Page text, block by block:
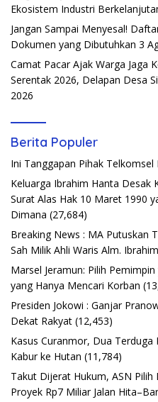
Ekosistem Industri
Jangan Sampai Menyesal!
Dokumen yang Dibutuhkan 3
Camat Pacar Ajak Warga Jaga
Serentak 2026, Delapan Desa
2026
Berita Populer
Ini Tanggapan Pihak
Keluarga Ibrahim Hanta Desak
Surat Alas Hak 10 Maret 1990
Dimana (27,684)
Breaking News : MA Putuskan
Sah Milik Ahli Waris Alm.
Marsel Jeramun: Pilih
yang Hanya Mencari Korban
Presiden Jokowi : Ganjar
Dekat Rakyat (12,453)
Kasus Curanmor, Dua Terduga
Kabur ke Hutan (11,784)
Takut Dijerat Hukum, ASN Pilih
Proyek Rp7 Miliar Jalan